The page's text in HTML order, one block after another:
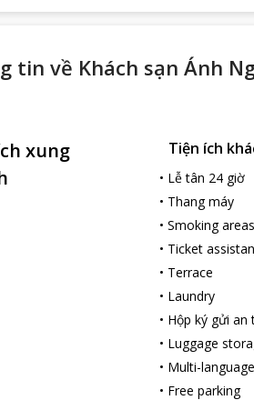
tin về Khách sạn Ánh
xung
Tiện ích
• Lễ tân 24 giờ
• Thang máy
• Smoking areas
• Ticket
• Terrace
• Laundry
• Hộp ký gửi an
• Luggage
• Multi-
• Free parking